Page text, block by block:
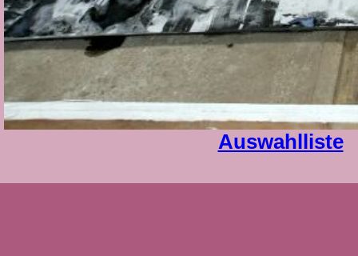
Auswahlliste